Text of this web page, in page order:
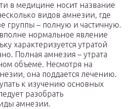
в медицине носит название
видов амнезии, где
группы – полную и частичную.
нормальное явление
характеризуется утратой
Полная амнезия – утрата
объеме. Несмотря на
она поддается лечению.
к изучению основных
разобрать
амнезии.